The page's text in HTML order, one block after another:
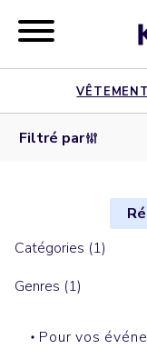
Filtré par
Catégories (1)
Genres (1)
Pour vos